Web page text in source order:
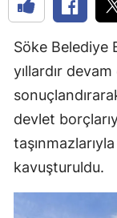
Söke Belediye
yıllardır
devlet
taşınmazlarıyla
kavuşturuldu.